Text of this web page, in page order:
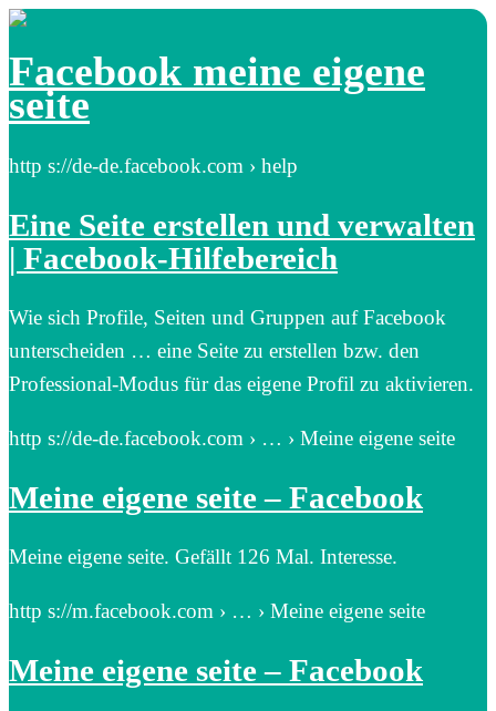
Facebook meine eigene
seite
http s://de-de.facebook.com › help
Eine Seite erstellen und verwalten
| Facebook-Hilfebereich
Wie sich Profile, Seiten und Gruppen auf Facebook
unterscheiden … eine Seite zu erstellen bzw. den
Professional-Modus für das eigene Profil zu aktivieren.
http s://de-de.facebook.com › … › Meine eigene seite
Meine eigene seite – Facebook
Meine eigene seite. Gefällt 126 Mal. Interesse.
http s://m.facebook.com › … › Meine eigene seite
Meine eigene seite – Facebook